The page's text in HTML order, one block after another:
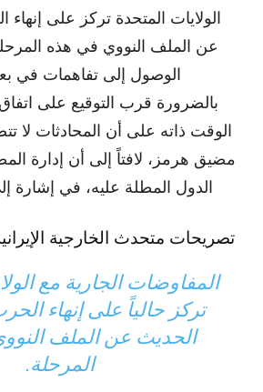
الولايات المتحدة تركز على
عن الملف النووي في هذه
الوصول إلى تفاهمات في
بالضرورة قرب التوقيع على
الوقت ذاته على أن المحادثات
مضيق هرمز، لافتاً إلى أن إدارة
الدول المطلة عليه، في
تصريحات متحدث الخارجية
المفاوضات الجارية مع
تركز حالياً على إنهاء
الحديث عن الملف
المرحلة.